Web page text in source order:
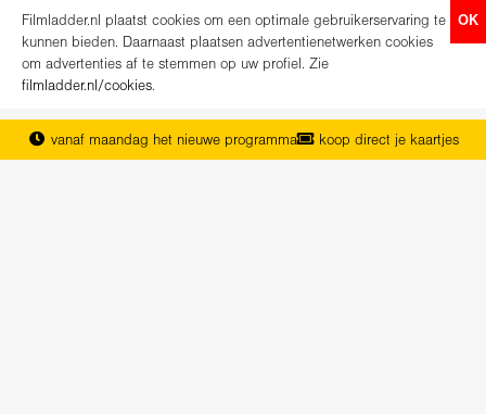
OK
Filmladder.nl plaatst cookies om een optimale gebruikerservaring te
kunnen bieden. Daarnaast plaatsen advertentienetwerken cookies
om advertenties af te stemmen op uw profiel. Zie
filmladder.nl/cookies.
vanaf maandag het nieuwe programma
koop direct je kaartjes
het complete overzicht van Nederland